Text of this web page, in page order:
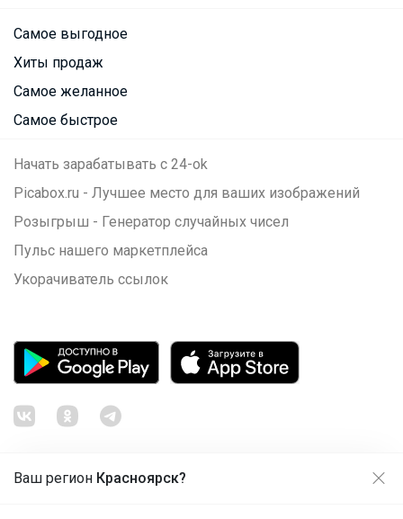
Ваш регион Красноярск?
Самое выгодное
Хиты продаж
Самое желанное
Самое быстрое
Начать зарабатывать с 24-ok
Picabox.ru - Лучшее место для ваших изображений
Розыгрыш - Генератор случайных чисел
Пульс нашего маркетплейса
Укорачиватель ссылок
Продолжая использовать этот сайт и нажимая кнопку